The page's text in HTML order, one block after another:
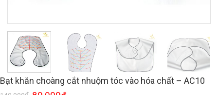
Bạt khăn choàng cắt nhuộm tóc vào hóa chất – AC10